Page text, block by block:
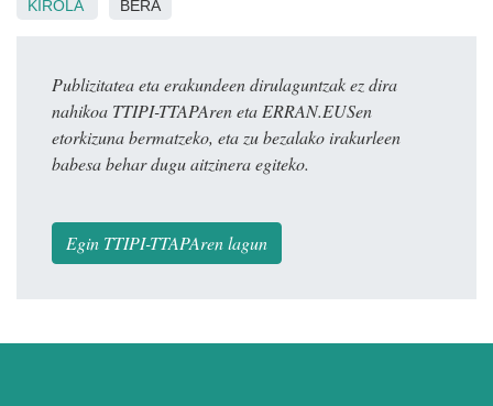
KIROLA BERA
Publizitatea eta erakundeen dirulaguntzak ez dira
nahikoa TTIPI-TTAPAren eta ERRAN.EUSen
etorkizuna bermatzeko, eta zu bezalako irakurleen
babesa behar dugu aitzinera egiteko.
Egin TTIPI-TTAPAren lagun